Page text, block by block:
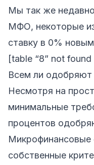
Мы так же
МФО, некоторые
ставку в 0%
[table “8” not found
Всем ли одобряют
Несмотря на
минимальные
процентов
Микрофинансовые
собственные